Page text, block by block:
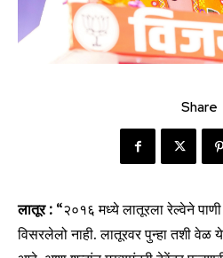
Share
लातूर : “२०१६ मध्ये लातूरला रेल्वेने
विसरलेलो नाही. लातूरवर पुन्हा तशी वेळ